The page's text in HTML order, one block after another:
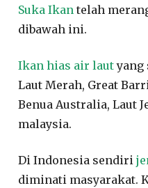
Suka Ikan telah
dibawah ini.
Ikan hias air lautyang
Laut Merah, Great
Benua Australia, Laut
malaysia.
Di Indonesia sendiri
diminati masyarakat.